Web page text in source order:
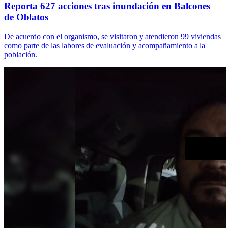
Reporta 627 acciones tras inundación en Balcones
de Oblatos
De acuerdo con el organismo, se visitaron y atendieron 99 viviendas
como parte de las labores de evaluación y acompañamiento a la
población.